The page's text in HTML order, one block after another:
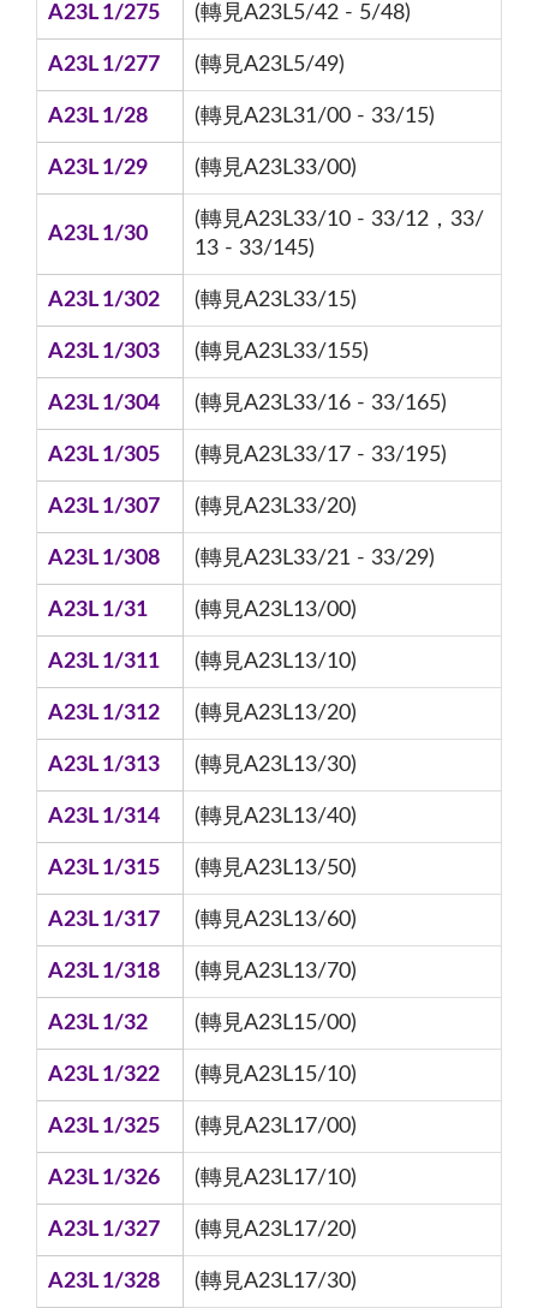
A23L 1/275 (轉見A23L5/42 - 5/48)
A23L 1/277 (轉見A23L5/49)
A23L 1/28 (轉見A23L31/00 - 33/15)
A23L 1/29 (轉見A23L33/00)
A23L 1/30
(轉見A23L33/10 - 33/12，33/
13 - 33/145)
A23L 1/302 (轉見A23L33/15)
A23L 1/303 (轉見A23L33/155)
A23L 1/304 (轉見A23L33/16 - 33/165)
A23L 1/305 (轉見A23L33/17 - 33/195)
A23L 1/307 (轉見A23L33/20)
A23L 1/308 (轉見A23L33/21 - 33/29)
A23L 1/31 (轉見A23L13/00)
A23L 1/311 (轉見A23L13/10)
A23L 1/312 (轉見A23L13/20)
A23L 1/313 (轉見A23L13/30)
A23L 1/314 (轉見A23L13/40)
A23L 1/315 (轉見A23L13/50)
A23L 1/317 (轉見A23L13/60)
A23L 1/318 (轉見A23L13/70)
A23L 1/32 (轉見A23L15/00)
A23L 1/322 (轉見A23L15/10)
A23L 1/325 (轉見A23L17/00)
A23L 1/326 (轉見A23L17/10)
A23L 1/327 (轉見A23L17/20)
A23L 1/328 (轉見A23L17/30)